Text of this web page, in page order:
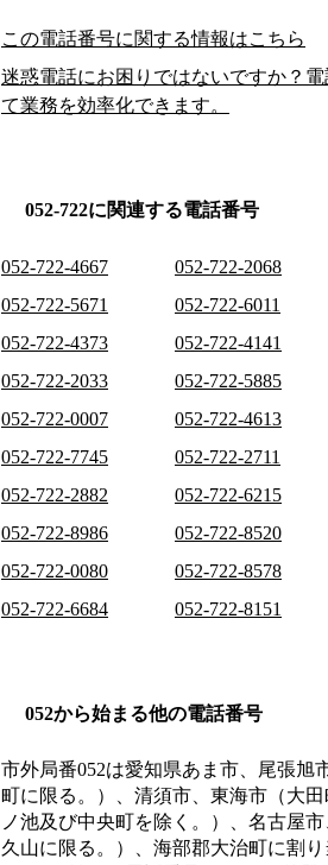
この電話番号に関する情報はこちら
迷惑電話にお困りではないですか？
て業務を効率化できます。
052-722に関連する電話番号
052-722-4667 052-722-2068
052-722-5671
052-722-6011
052-722-4373
052-722-4141
052-722-2033
052-722-5885
052-722-0007
052-722-4613
052-722-7745
052-722-2711
052-722-2882
052-722-6215
052-722-8986
052-722-8520
052-722-0080
052-722-8578
052-722-6684
052-722-8151
052から始まる他の電話番号
市外局番052は愛知県あま市、尾張旭
町に限る。）、清須市、東海市（大
ノ池及び中央町を除く。）、名古屋
久山に限る。）、海部郡大治町に割り